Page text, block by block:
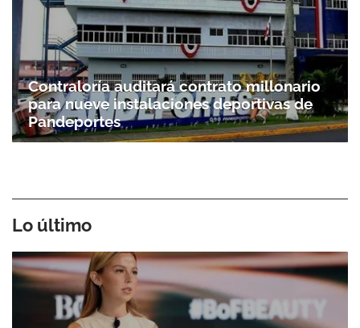
Contraloría auditará contrato millonario
para nueve instalaciones deportivas de
Pandeportes
Lo último